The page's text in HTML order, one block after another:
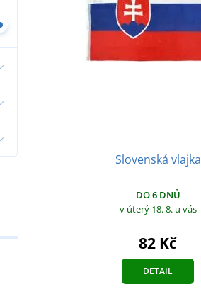
Slovenská vlajka
DO 6 DNŮ
v úterý 18. 8. u vás
82 Kč
DETAIL